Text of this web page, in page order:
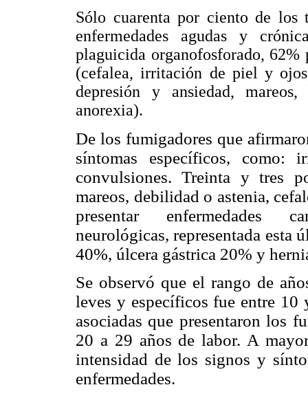
Sólo cuarenta por ciento de los
enfermedades agudas y
plaguicida organofosforado, 62%
(cefalea, irritación de piel y
depresión y ansiedad,
anorexia).
De los fumigadores que
síntomas específicos, como:
convulsiones. Treinta y tres
mareos, debilidad o astenia,
presentar enfermedades
neurológicas, representada
40%, úlcera gástrica 20% y
Se observó que el rango de
leves y específicos fue entre 10
asociadas que presentaron los
20 a 29 años de labor. A
intensidad de los signos y
enfermedades.